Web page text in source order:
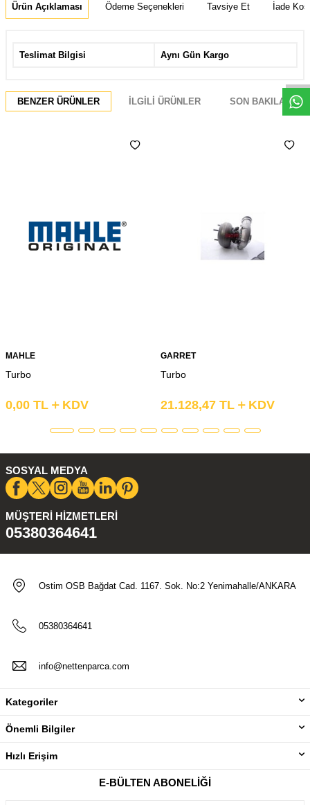
Ürün Açıklaması Ödeme Seçenekleri Tavsiye Et İade
Teslimat Bilgisi Aynı Gün Kargo
BENZER ÜRÜNLER İLGILI ÜRÜNLER SON BAKILANLAR
MAHLE
Turbo
0,00 TL KDV
GARRET
Turbo
21.128,47TL KDV
SOSYAL MEDYA
MÜŞTERI HIZMETLERI
05380364641
Ostim OSB Bağdat Cad. 1167. Sok. No:2 Yenimahalle/ANKARA
05380364641
info@nettenparca.com
Kategoriler
Önemli Bilgiler
Hızlı Erişim
E-BÜLTEN ABONELIĞI